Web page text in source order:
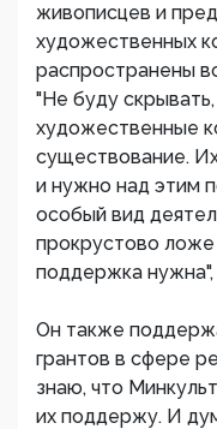
живописцев и
художественных
распространены
"Не буду скрывать,
художественные
существование.
и нужно над этим
особый вид
прокрустово
поддержка
Он также
грантов в сфере
знаю, что
их поддержу. И